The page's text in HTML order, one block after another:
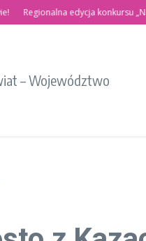
edycja konkursu „Nasze
– Województwo